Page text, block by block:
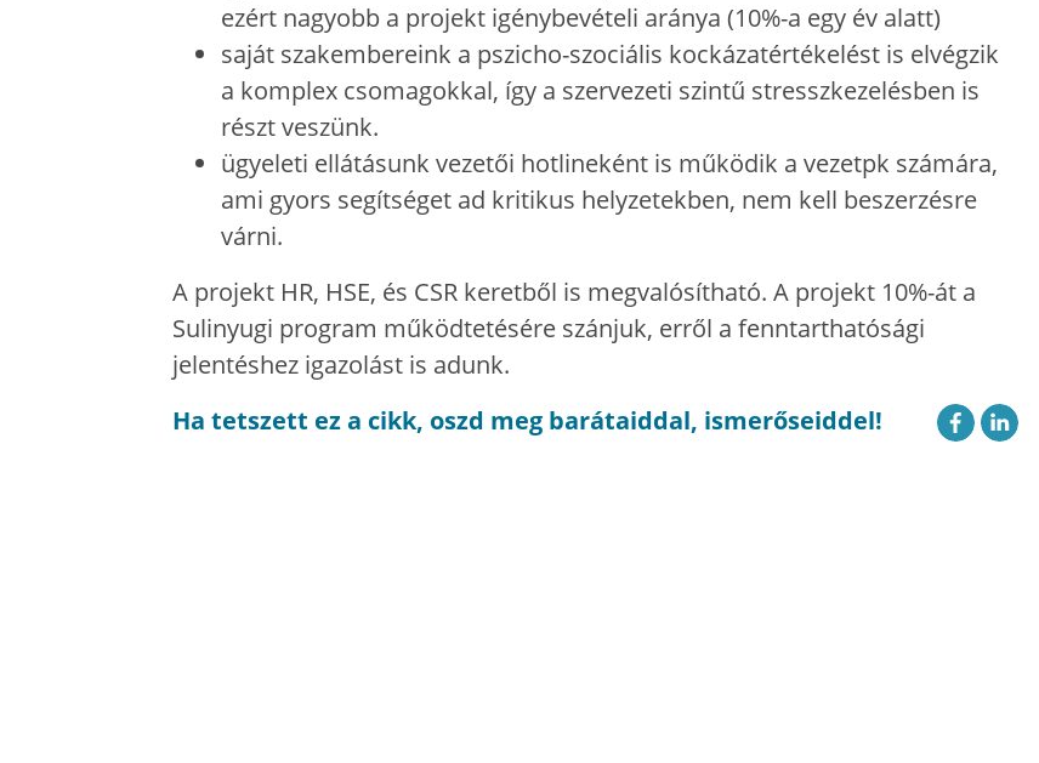
ezért nagyobb a projekt igénybevételi aránya (10%-a egy év alatt)
saját szakembereink a pszicho-szociális kockázatértékelést is elvégzik
a komplex csomagokkal, így a szervezeti szintű stresszkezelésben is
részt veszünk.
ügyeleti ellátásunk vezetői hotlineként is működik a vezetpk számára,
ami gyors segítséget ad kritikus helyzetekben, nem kell beszerzésre
várni.
A projekt HR, HSE, és CSR keretből is megvalósítható. A projekt 10%-át a
Sulinyugi program működtetésére szánjuk, erről a fenntarthatósági
jelentéshez igazolást is adunk.
Ha tetszett ez a cikk, oszd meg barátaiddal, ismerőseiddel!